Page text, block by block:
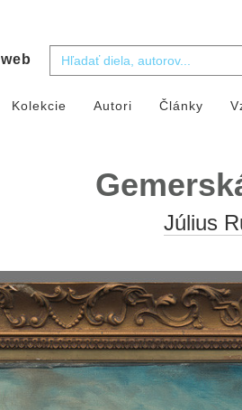
web
Kolekcie Autori Články
Július